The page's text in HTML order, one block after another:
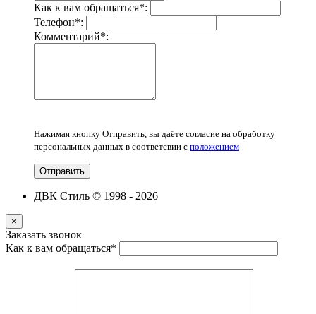
Как к вам обращаться*:
Телефон*:
Комментарий*:
Нажимая кнопку Отправить, вы даёте согласие на обработку
персональных данных в соответсвии с положением
Отправить
ДВК Стиль © 1998 - 2026
×
Заказать звонок
Как к вам обращаться*